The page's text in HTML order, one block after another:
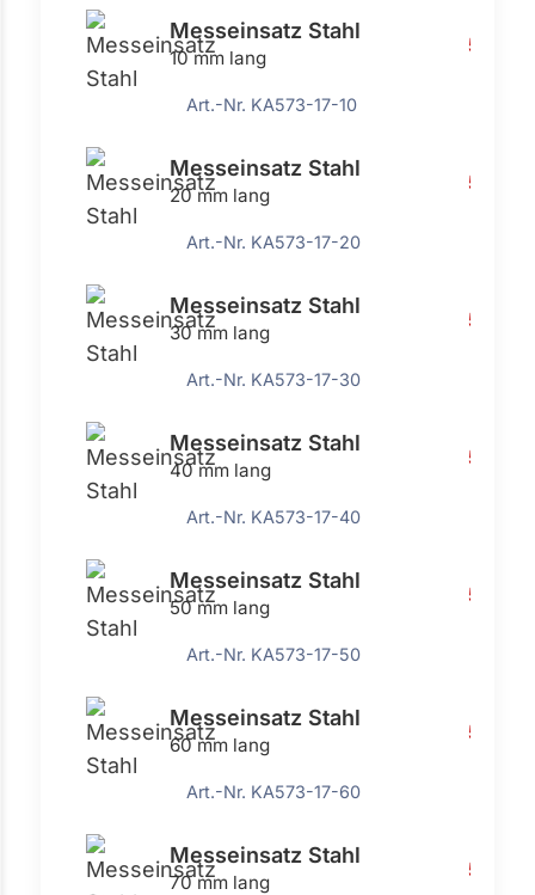
Messeinsatz Stahl
10 mm lang
5,17 €
Art.-Nr. KA573-17-10
Messeinsatz Stahl
20 mm lang
5,17 €
Art.-Nr. KA573-17-20
Messeinsatz Stahl
30 mm lang
5,17 €
Art.-Nr. KA573-17-30
Messeinsatz Stahl
40 mm lang
5,17 €
Art.-Nr. KA573-17-40
Messeinsatz Stahl
50 mm lang
5,17 €
Art.-Nr. KA573-17-50
Messeinsatz Stahl
60 mm lang
5,17 €
Art.-Nr. KA573-17-60
Messeinsatz Stahl
70 mm lang
5,17 €